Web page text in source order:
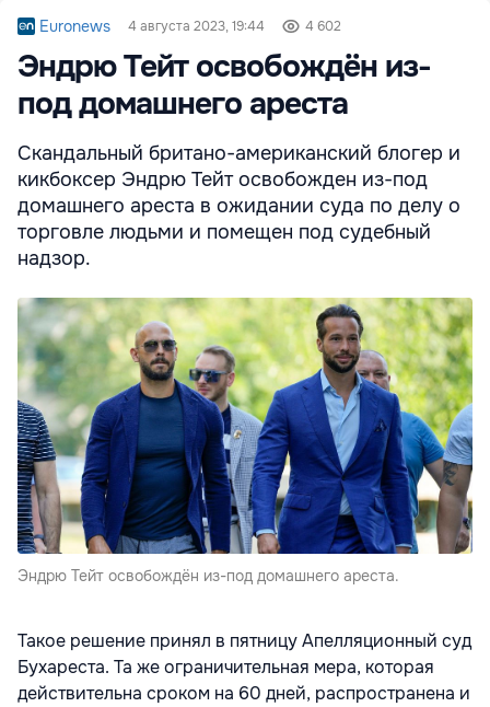
Euronews 4 августа 2023, 19:44 4 602
Эндрю Тейт освобождён из-
под домашнего ареста
Скандальный британо-американский блогер и
кикбоксер Эндрю Тейт освобожден из-под
домашнего ареста в ожидании суда по делу о
торговле людьми и помещен под судебный
надзор.
Эндрю Тейт освобождён из-под домашнего ареста.
Такое решение принял в пятницу Апелляционный суд
Бухареста. Та же ограничительная мера, которая
действительна сроком на 60 дней, распространена и